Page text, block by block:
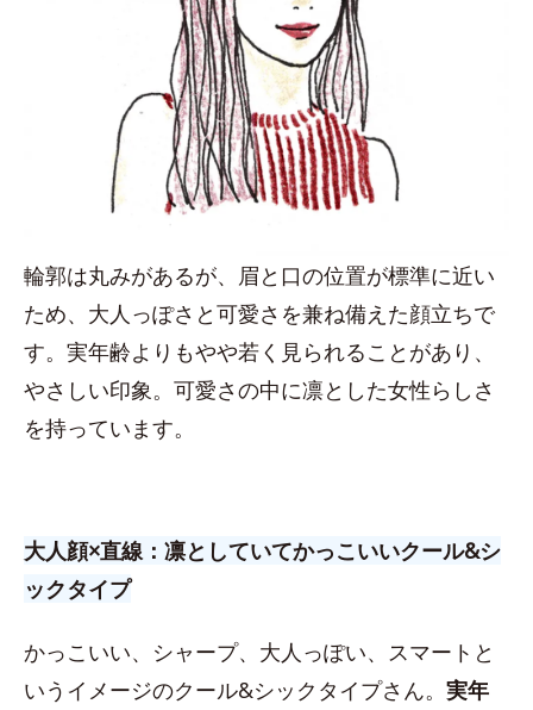
輪郭は丸みがあるが、眉と口の位置が標準に近い
ため、大人っぽさと可愛さを兼ね備えた顔立ちで
す。実年齢よりもやや若く見られることがあり、
やさしい印象。可愛さの中に凛とした女性らしさ
を持っています。
大人顔×直線：凛としていてかっこいいクール&シ
ックタイプ
かっこいい、シャープ、大人っぽい、スマートと
いうイメージのクール&シックタイプさん。 実年